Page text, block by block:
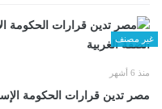
غير مصنف
منذ 6 أشهر
مصر تدين قرارات الحكومة